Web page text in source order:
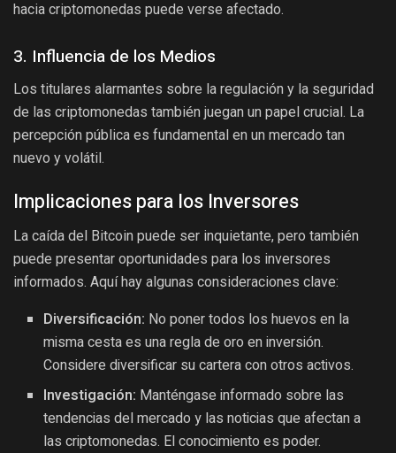
hacia criptomonedas puede verse afectado.
3. Influencia de los Medios
Los titulares alarmantes sobre la regulación y la seguridad
de las criptomonedas también juegan un papel crucial. La
percepción pública es fundamental en un mercado tan
nuevo y volátil.
Implicaciones para los Inversores
La caída del Bitcoin puede ser inquietante, pero también
puede presentar oportunidades para los inversores
informados. Aquí hay algunas consideraciones clave:
Diversificación: No poner todos los huevos en la
misma cesta es una regla de oro en inversión.
Considere diversificar su cartera con otros activos.
Investigación: Manténgase informado sobre las
tendencias del mercado y las noticias que afectan a
las criptomonedas. El conocimiento es poder.